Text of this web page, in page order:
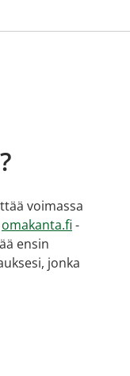
voimassa
omakanta.fi -
ensin
jonka